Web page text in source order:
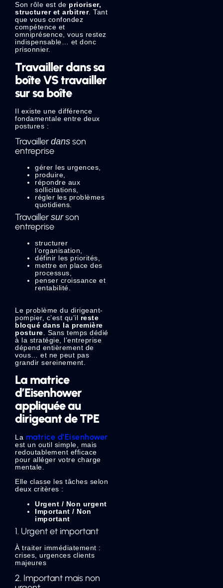
Son rôle est de prioriser,
structurer et arbitrer. Tant
que vous confondez
compétence et
omniprésence, vous restez
indispensable… et donc
prisonnier.
Travailler dans sa
boîte VS travailler
sur sa boîte
Il existe une différence
fondamentale entre deux
postures :
Travailler dans son
entreprise
gérer les urgences,
produire,
répondre aux
sollicitations,
régler les problèmes
quotidiens.
Travailler surson
entreprise
structurer
l’organisation,
définir les priorités,
mettre en place des
processus,
penser croissance et
rentabilité.
Le problème du dirigeant-
pompier, c’est qu’il reste
bloqué dans la première
posture . Sans temps dédié
à la stratégie, l’entreprise
dépend entièrement de
vous… et ne peut pas
grandir sereinement.
La matrice
d’Eisenhower
appliquée au
dirigeant de TPE
La matrice d’Eisenhower
est un outil simple, mais
redoutablement efficace
pour alléger votre charge
mentale.
Elle classe les tâches selon
deux critères :
Urgent / Non urgent
Important / Non
important
1. Urgent et important
À traiter immédiatement :
crises, urgences clients
majeures
2. Important mais non